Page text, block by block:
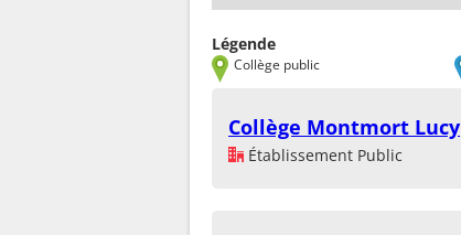
Légende
Collège public
Collège Montmort Lucy
Établissement Public